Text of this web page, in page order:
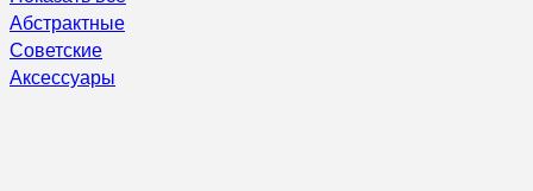
Абстрактные
Советские
Аксессуары